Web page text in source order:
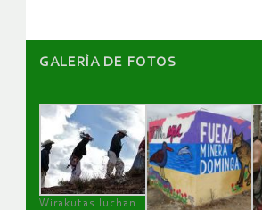
GALERÌA DE FOTOS
Wirakutas luchan